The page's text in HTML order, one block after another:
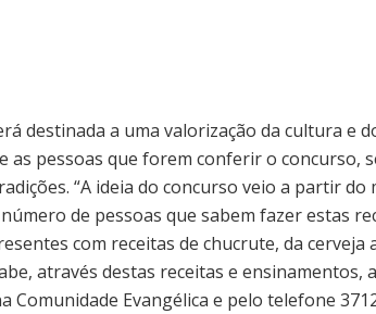
destinada a uma valorização da cultura e
as pessoas que forem conferir o
“A ideia do concurso veio a partir
de pessoas que sabem fazer estas
com receitas de chucrute, da
através destas receitas e
Comunidade Evangélica e pelo telefone